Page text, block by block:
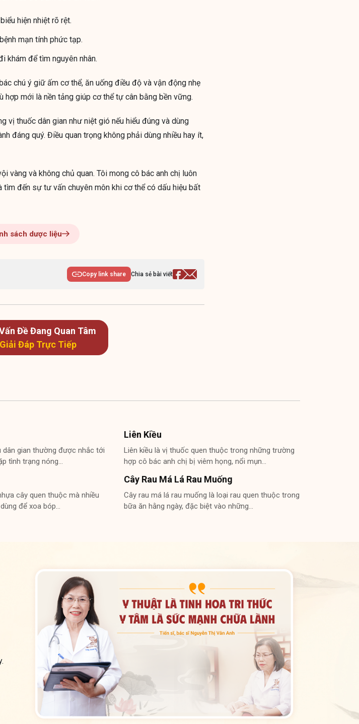
hiện nhiệt rõ rệt.
mạn tính phức tạp.
khám để tìm nguyên nhân.
chú ý giữ ấm cơ thể, ăn uống điều độ và vận động nhẹ
hợp mới là nền tảng giúp cơ thể tự cân bằng bền vững.
vị thuốc dân gian như niệt gió nếu hiểu đúng và dùng
đáng quý. Điều quan trọng không phải dùng nhiều hay ít,
vàng và không chủ quan. Tôi mong cô bác anh chị luôn
đến sự tư vấn chuyên môn khi cơ thể có dấu hiệu bất
sách dược liệu
Copy link share Chia sẻ bài viết
Đề Đang Quan Tâm
Đáp Trực Tiếp
dân gian thường được nhắc tới
tình trạng nóng…
Liên Kiều
Liên kiều là vị thuốc quen thuộc trong những trường
hợp cô bác anh chị bị viêm họng, nổi mụn…
cây quen thuộc mà nhiều
để xoa bóp…
Cây Rau Má Lá Rau Muống
Cây rau má lá rau muống là loại rau quen thuộc trong
bữa ăn hằng ngày, đặc biệt vào những…